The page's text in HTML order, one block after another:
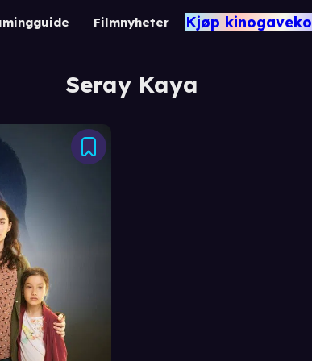
Filmnyheter Kjøp
Seray Kaya